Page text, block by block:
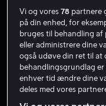
Teen Titans
6.7 Familiefilm
PG
Vi og vores78 partnere
på din enhed, for
bruges til behandling af
eller administrere dine
også udøve din ret til at
behandlingsgrundlag er
enhver tid ændre dine
deles med vores